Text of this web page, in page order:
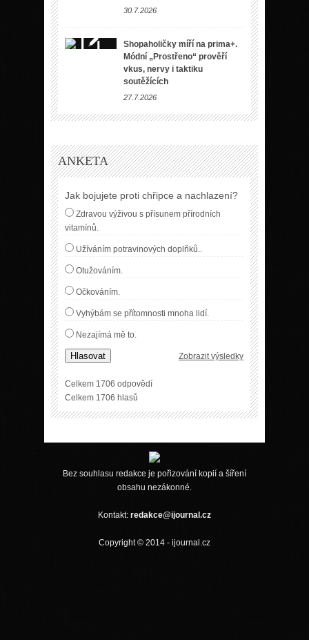
30.7.2026
Shopaholičky míří na prima+.
Módní „Prostřeno“ prověří
vkus, nervy i taktiku
soutěžících
27.7.2026
ANKETA
Jak bojujete proti chřipce a nachlazení?
Zdravou výživou s přísunem přírodních
vitamínů.
Užíváním potravinových doplňků..
Otužováním.
Očkováním.
Vyhýbám se přítomnosti mnoha lidí.
Nezajímá mě to.
Hlasovat Zobrazit výsledky
Celkem 1706 odpovědí
Celkem 1706 hlasů
Bez souhlasu redakce je pořizování kopií a šíření
obsahu nezákonné.
Kontakt: redakce@ijournal.cz
Copyright © 2014 - ijournal.cz